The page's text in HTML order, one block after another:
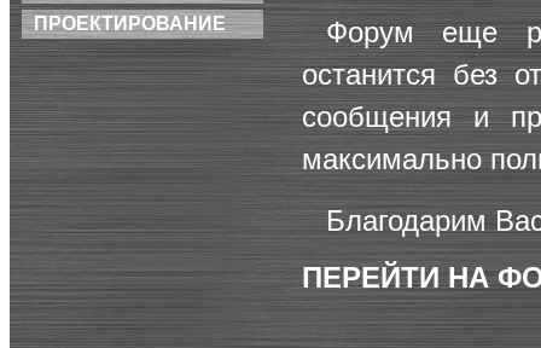
ПРОЕКТИРОВАНИЕ
Форум еще
останится без
сообщения и
максимально
Благодарим
ПЕРЕЙТИ НА